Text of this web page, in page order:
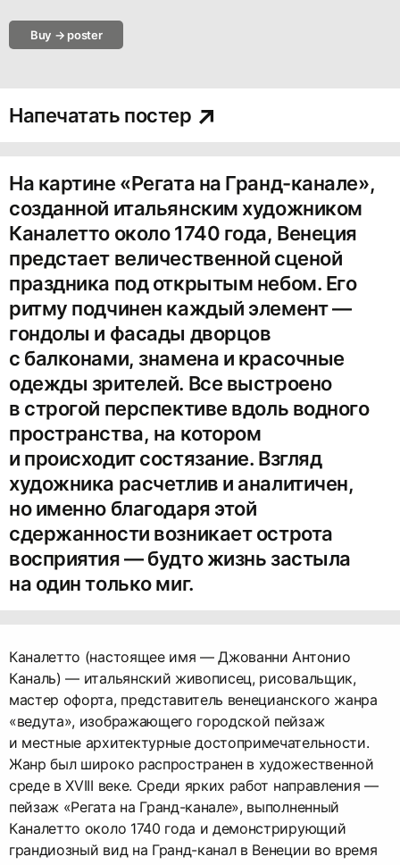
Buy → poster
Напечатать постер
На картине «Регата на Гранд-канале»,
созданной итальянским художником
Каналетто около 1740 года, Венеция
предстает величественной сценой
праздника под открытым небом. Его
ритму подчинен каждый элемент —
гондолы и фасады дворцов
с балконами, знамена и красочные
одежды зрителей. Все выстроено
в строгой перспективе вдоль водного
пространства, на котором
и происходит состязание. Взгляд
художника расчетлив и аналитичен,
но именно благодаря этой
сдержанности возникает острота
восприятия — будто жизнь застыла
на один только миг.
Каналетто (настоящее имя — Джованни Антонио
Каналь) — итальянский живописец, рисовальщик,
мастер офорта, представитель венецианского жанра
«ведута», изображающего городской пейзаж
и местные архитектурные достопримечательности.
Жанр был широко распространен в художественной
среде в XVIII веке. Среди ярких работ направления —
пейзаж «Регата на Гранд-канале», выполненный
Каналетто около 1740 года и демонстрирующий
грандиозный вид на Гранд-канал в Венеции во время